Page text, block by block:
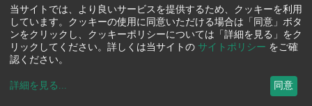
当サイトでは、より良いサービスを提供するため、クッキーを利用
しています。クッキーの使用に同意いただける場合は「同意」ボタ
ンをクリックし、クッキーポリシーについては「詳細を見る」をク
リックしてください。詳しくは当サイトの サイトポリシー をご確
認ください。
詳細を見る ... 同意